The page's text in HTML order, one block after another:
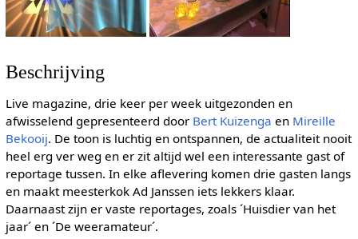
Beschrijving
Live magazine, drie keer per week uitgezonden en
afwisselend gepresenteerd door Bert Kuizenga en Mireille
Bekooij. De toon is luchtig en ontspannen, de actualiteit nooit
heel erg ver weg en er zit altijd wel een interessante gast of
reportage tussen. In elke aflevering komen drie gasten langs
en maakt meesterkok Ad Janssen iets lekkers klaar.
Daarnaast zijn er vaste reportages, zoals ´Huisdier van het
jaar´ en ´De weeramateur´.